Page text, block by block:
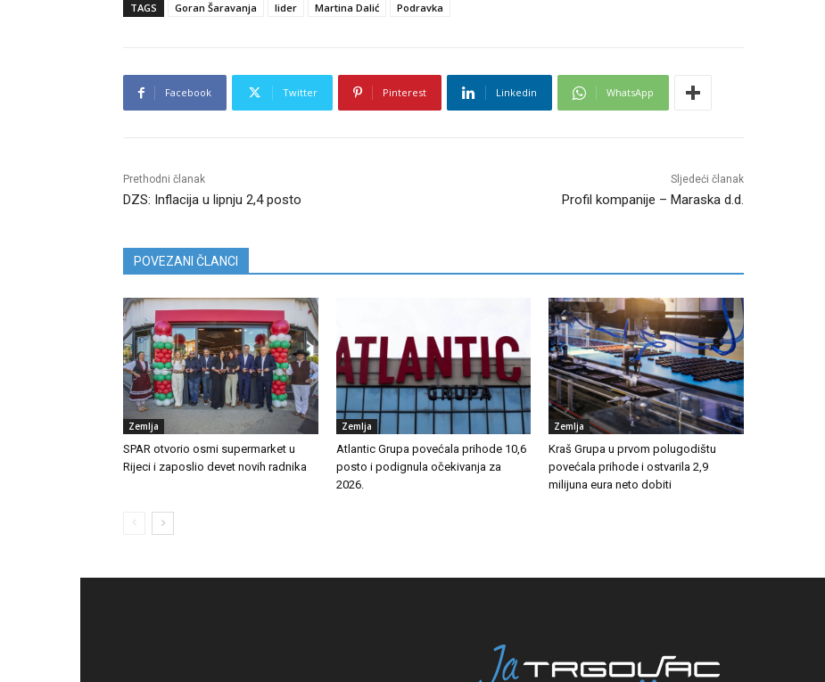
TAGS Goran Šaravanja lider Martina Dalić Podravka
Facebook Twitter Pinterest Linkedin WhatsApp
Prethodni članak
DZS: Inflacija u lipnju 2,4 posto
Sljedeći članak
Profil kompanije – Maraska d.d.
POVEZANI ČLANCI
Zemlja
SPAR otvorio osmi supermarket u
Rijeci i zaposlio devet novih radnika
Zemlja
Atlantic Grupa povećala prihode 10,6
posto i podignula očekivanja za
2026.
Zemlja
Kraš Grupa u prvom polugodištu
povećala prihode i ostvarila 2,9
milijuna eura neto dobiti